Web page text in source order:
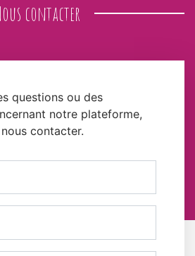
contacter
questions ou des
notre plateforme,
contacter.